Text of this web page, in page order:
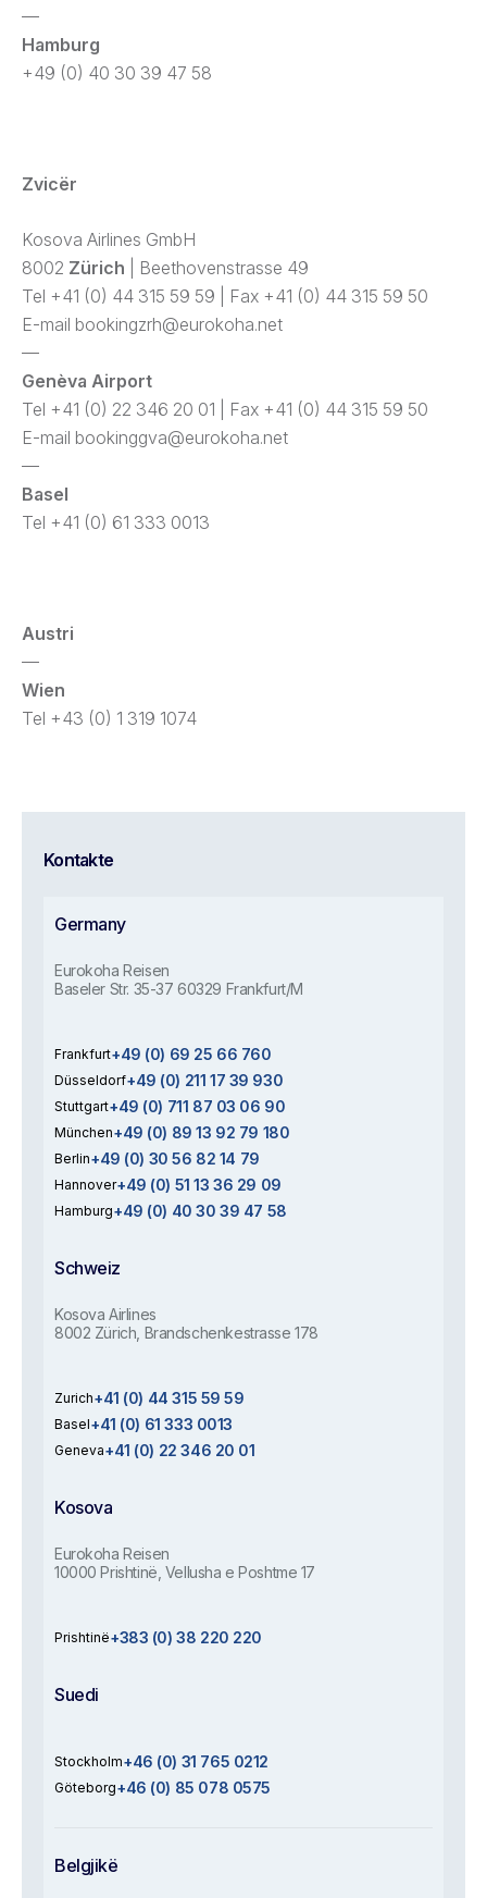
—
Hamburg
+49 (0) 40 30 39 47 58
Zvicër
Kosova Airlines GmbH
8002 Zürich | Beethovenstrasse 49
Tel +41 (0) 44 315 59 59 | Fax +41 (0) 44 315 59 50
E-mail bookingzrh@eurokoha.net
—
Genèva Airport
Tel +41 (0) 22 346 20 01 | Fax +41 (0) 44 315 59 50
E-mail bookinggva@eurokoha.net
—
Basel
Tel +41 (0) 61 333 0013
Austri
—
Wien
Tel +43 (0) 1 319 1074
Kontakte
Germany
Eurokoha Reisen
Baseler Str. 35-37 60329 Frankfurt/M
Frankfurt+49 (0) 69 25 66 760
Düsseldorf+49 (0) 211 17 39 930
Stuttgart+49 (0) 711 87 03 06 90
München+49 (0) 89 13 92 79 180
Berlin+49 (0) 30 56 82 14 79
Hannover+49 (0) 51 13 36 29 09
Hamburg+49 (0) 40 30 39 47 58
Schweiz
Kosova Airlines
8002 Zürich, Brandschenkestrasse 178
Zurich+41 (0) 44 315 59 59
Basel+41 (0) 61 333 0013
Geneva+41 (0) 22 346 20 01
Kosova
Eurokoha Reisen
10000 Prishtinë, Vellusha e Poshtme 17
Prishtinë+383 (0) 38 220 220
Suedi
Stockholm+46 (0) 31 765 0212
Göteborg+46 (0) 85 078 0575
Belgjikë